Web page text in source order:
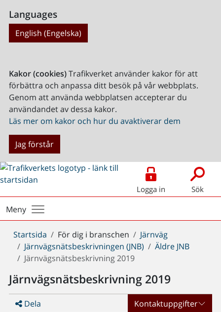
Languages
English (Engelska)
Kakor (cookies)Trafikverket använder kakor för att
förbättra och anpassa ditt besök på vår webbplats.
Genom att använda webbplatsen accepterar du
användandet av dessa kakor.
Läs mer om kakor och hur du avaktiverar dem
Jag förstår
Logga in Sök
Meny
Du
är
här:
Startsida För dig i branschen
Järnväg
Järnvägsnätsbeskrivningen (JNB)
Äldre JNB
Järnvägsnätsbeskrivning 2019
Järnvägsnätsbeskrivning 2019
Dela Kontaktuppgifter